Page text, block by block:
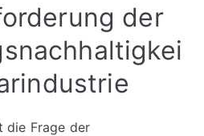
der
die Frage der